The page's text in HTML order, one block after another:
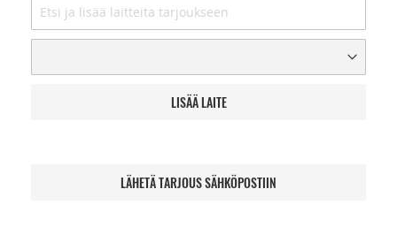
LISÄÄ LAITE
LÄHETÄ TARJOUS SÄHKÖPOSTIIN